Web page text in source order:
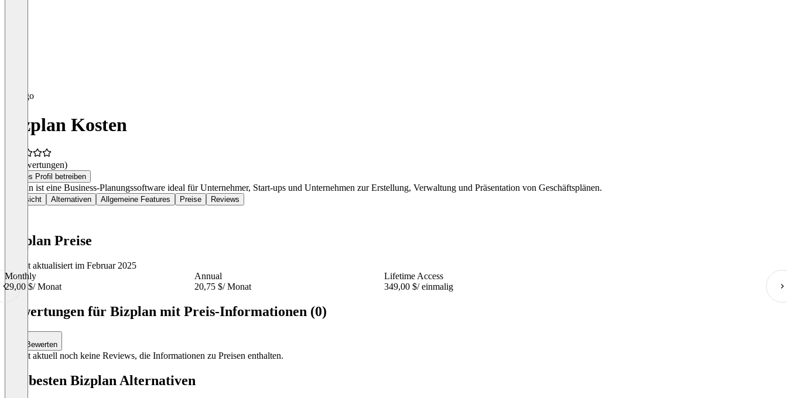
Bizplan Kosten
(0 Bewertungen)
Dieses Profil betreiben
Bizplan ist eine Business-Planungssoftware ideal für Unternehmer, Start-ups und Unternehmen zur Erstellung, Verwaltung und Präsentation von Geschäftsplänen.
Übersicht Alternativen Allgemeine Features Preise Reviews
Bizplan Preise
Zuletzt aktualisiert im Februar 2025
Monthly
29,00 $/ Monat
Annual
20,75 $/ Monat
Lifetime Access
349,00 $/ einmalig
Bewertungen für Bizplan mit Preis-Informationen (0)
Bewerten
Es gibt aktuell noch keine Reviews, die Informationen zu Preisen enthalten.
Die besten Bizplan Alternativen